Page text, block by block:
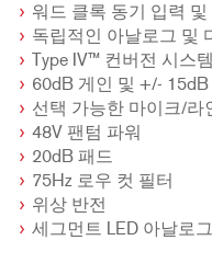
워드 클록 동기 입력 및
독립적인 아날로그 및
Type IV™ 컨버전 시스템
60dB 게인 및 +/- 15dB
선택 가능한 마이크/라
48V 팬텀 파워
20dB 패드
75Hz 로우 컷 필터
위상 반전
세그먼트 LED 아날로